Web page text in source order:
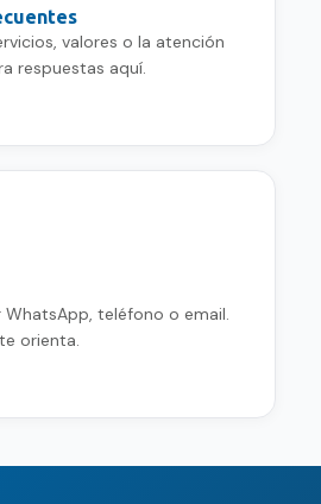
valores o la atención
respuestas aquí.
teléfono o email.
orienta.